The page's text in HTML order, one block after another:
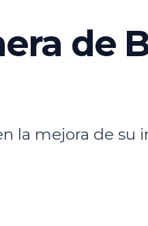
de
la mejora de su